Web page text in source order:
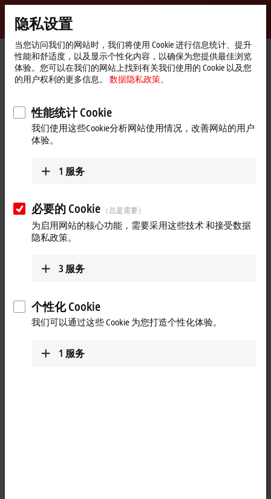
Beckhoff
-
自
动
化
技
术
Start
page
公司简介 全球业务 波兰 Masovian Voivodeship
Masovian Voivodeship, 波兰
地址和联系方式
Masovian Voivodeship
Beckhoff Automation Sp. z o.o.
05-500Piaseczno
波兰
+48 603 525 454
www.beckhoff.com/pl-pl/
隐私设置
当您访问我们的网站时，我们将使用 Cookie 进行信息统计、提升
性能和舒适度，以及显示个性化内容，以确保为您提供最佳浏览
体验。您可以在我们的网站上找到有关我们使用的 Cookie 以及您
的用户权利的更多信息。
数据隐私政策。
性能统计 Cookie
我们使用这些Cookie分析网站使用情况，改善网站的用户
体验。
1 服务
必要的 Cookie （总是需要）
为启用网站的核心功能，需要采用这些技术 和接受数据
隐私政策。
3 服务
个性化 Cookie
我们可以通过这些 Cookie 为您打造个性化体验。
1 服务